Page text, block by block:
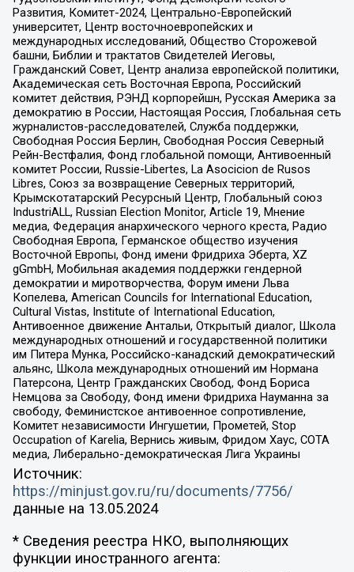
Развития, Комитет-2024, Центрально-Европейский
университет, Центр восточноевропейских и
международных исследований, Общество Сторожевой
башни, Библии и трактатов Свидетелей Иеговы,
Гражданский Совет, Центр анализа европейской политики,
Академическая сеть Восточная Европа, Российский
комитет действия, РЭНД корпорейшн, Русская Америка за
демократию в России, Настоящая Россия, Глобальная сеть
журналистов-расследователей, Служба поддержки,
Свободная Россия Берлин, Свободная Россия Северный
Рейн-Вестфалия, Фонд глобальной помощи, Антивоенный
комитет России, Russie-Libertes, La Asocicion de Rusos
Libres, Союз за возвращение Северных территорий,
Крымскотатарский Ресурсный Центр, Глобальный союз
IndustriALL, Russian Election Monitor, Article 19, Мнение
медиа, Федерация анархического черного креста, Радио
Свободная Европа, Германское общество изучения
Восточной Европы, Фонд имени Фридриха Эберта, XZ
gGmbH, Мобильная академия поддержки гендерной
демократии и миротворчества, Форум имени Льва
Копелева, American Councils for International Education,
Cultural Vistas, Institute of International Education,
Антивоенное движение Антальи, Открытый диалог, Школа
международных отношений и государственной политики
им Питера Мунка, Российско-канадский демократический
альянс, Школа международных отношений им Нормана
Патерсона, Центр Гражданских Свобод, Фонд Бориса
Немцова за Свободу, Фонд имени Фридриха Науманна за
свободу, Феминистское антивоенное сопротивление,
Комитет независимости Ингушетии, Прометей, Stop
Occupation of Karelia, Вернись живым, Фридом Хаус, СОТА
медиа, Либерально-демократическая Лига Украины
Источник:
https://minjust.gov.ru/ru/documents/7756/
данные на 13.05.2024
* Сведения реестра НКО, выполняющих
функции иностранного агента: